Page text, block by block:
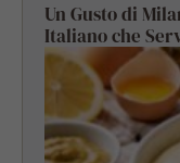
Un Gusto di
Italiano che